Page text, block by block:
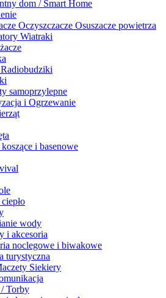
dom / Smart Home
Oczyszczacze Osuszacze powietrza
Wiatraki
samoprzylepne
i Ogrzewanie
i basenowe
wody
i akcesoria
noclegowe i biwakowe
turystyczna
Siekiery
Torby